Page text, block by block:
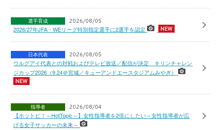
選手育成 2026/08/05
2026/27年JFA・WEリーグ特別指定選手に2選手を認定
日本代表 2026/08/05
ウルグアイ代表との対戦およびテレビ放送／配信が決定 キリンチャレン
ジカップ2026（9.24＠宮城／キューアンドエースタジアムみやぎ）
指導者 2026/08/04
【ホットピ！～HotTopic～】女性指導者を2倍にしたい～女性指導者が広
げる女子サッカーの未来～